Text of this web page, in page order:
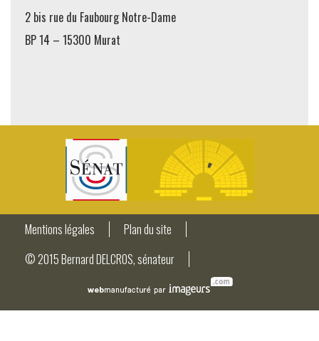
2 bis rue du Faubourg Notre-Dame
BP 14 – 15300 Murat
Mentions légales
Plan du site
© 2015 Bernard DELCROS, sénateur